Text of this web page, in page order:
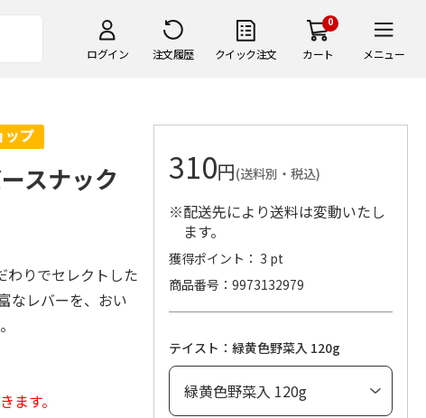
ログイン 注文履歴 クイック注文
0
カート メニュー
スナック
わりでセレクトした
なレバーを、おい
ます。
310円(送料別・税込)
※配送先により送料は変動いたし
ます。
獲得ポイント： 3 pt
商品番号
9973132979
テイスト：緑黄色野菜入 120g